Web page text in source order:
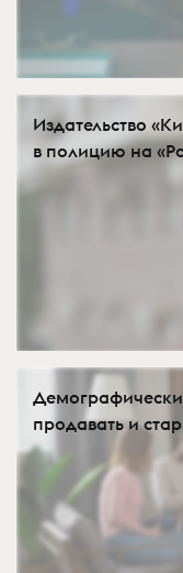
Издательство
в полицию на
продавать и